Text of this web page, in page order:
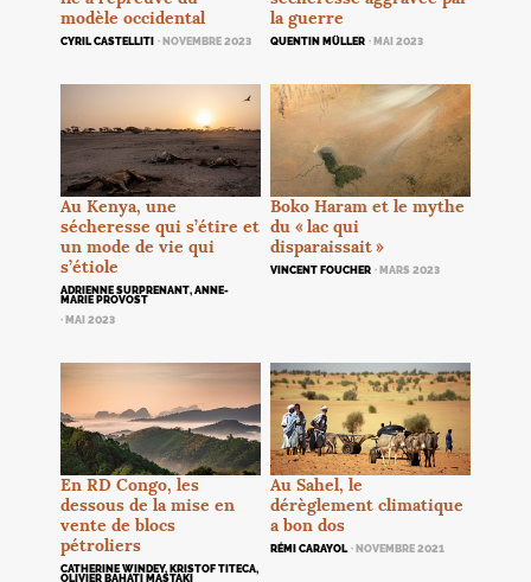
modèle occidental
CYRIL CASTELLITI · NOVEMBRE 2023
la guerre
QUENTIN MÜLLER · MAI 2023
Au Kenya, une
sécheresse qui s’étire et
un mode de vie qui
s’étiole
ADRIENNE SURPRENANT, ANNE-
MARIE PROVOST
· MAI 2023
Boko Haram et le mythe
du «lac qui
disparaissait»
VINCENT FOUCHER · MARS 2023
EnRD Congo, les
dessous de la mise en
vente de blocs
pétroliers
CATHERINE WINDEY, KRISTOF TITECA,
OLIVIER BAHATI MASTAKI
Au Sahel, le
dérèglement climatique
a bon dos
RÉMI CARAYOL · NOVEMBRE 2021